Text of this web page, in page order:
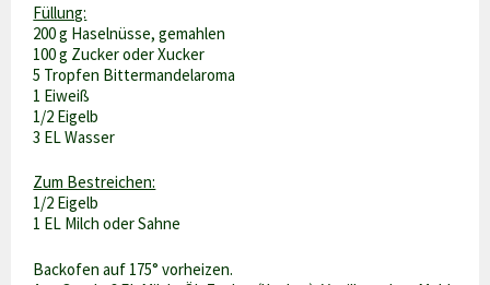
Füllung:
200 g Haselnüsse, gemahlen
100 g Zucker oder Xucker
5 Tropfen Bittermandelaroma
1 Eiweiß
1/2 Eigelb
3 EL Wasser
Zum Bestreichen:
1/2 Eigelb
1 EL Milch oder Sahne
Backofen auf 175° vorheizen.